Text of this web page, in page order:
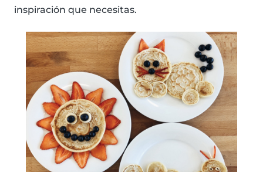
inspiración que necesitas.